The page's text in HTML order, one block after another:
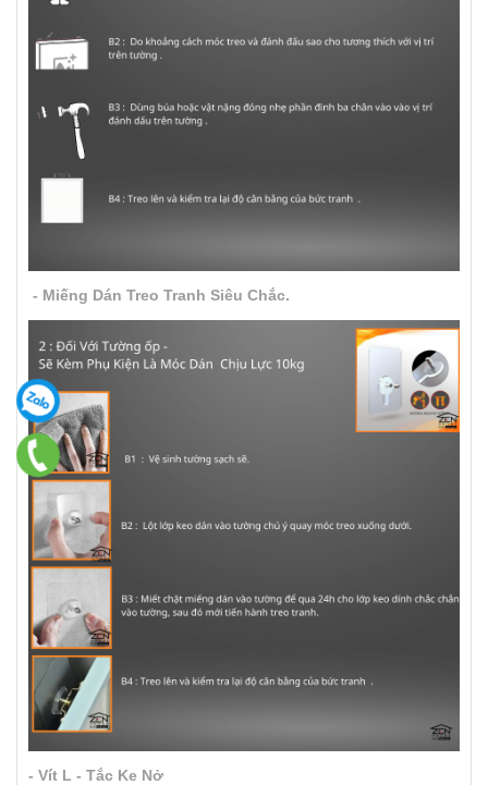
- Miếng Dán Treo Tranh Siêu Chắc.
- Vít L - Tắc Ke Nở